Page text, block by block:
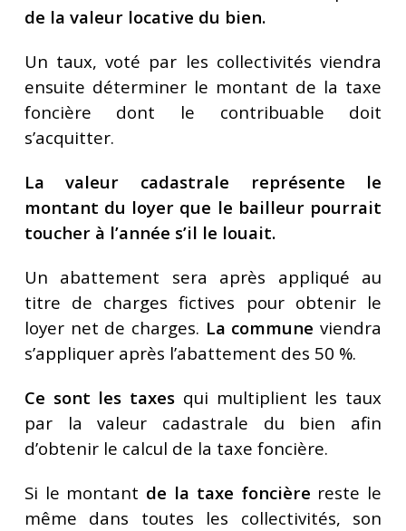
de la valeur locative du bien.
Un taux, voté par les collectivités viendra
ensuite déterminer le montant de la taxe
foncière dont le contribuable doit
s’acquitter.
La valeur cadastrale représente le
montant du loyer que le bailleur pourrait
toucher à l’année s’il le louait.
Un abattement sera après appliqué au
titre de charges fictives pour obtenir le
loyer net de charges. La commune viendra
s’appliquer après l’abattement des 50 %.
Ce sont les taxes qui multiplient les taux
par la valeur cadastrale du bien afin
d’obtenir le calcul de la taxe foncière.
Si le montant de la taxe foncière reste le
même dans toutes les collectivités, son